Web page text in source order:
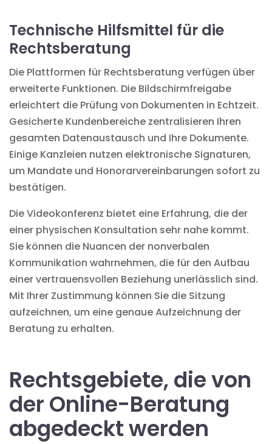
Technische Hilfsmittel für die
Rechtsberatung
Die Plattformen für Rechtsberatung verfügen über
erweiterte Funktionen. Die Bildschirmfreigabe
erleichtert die Prüfung von Dokumenten in Echtzeit.
Gesicherte Kundenbereiche zentralisieren Ihren
gesamten Datenaustausch und Ihre Dokumente.
Einige Kanzleien nutzen elektronische Signaturen,
um Mandate und Honorarvereinbarungen sofort zu
bestätigen.
Die Videokonferenz bietet eine Erfahrung, die der
einer physischen Konsultation sehr nahe kommt.
Sie können die Nuancen der nonverbalen
Kommunikation wahrnehmen, die für den Aufbau
einer vertrauensvollen Beziehung unerlässlich sind.
Mit Ihrer Zustimmung können Sie die Sitzung
aufzeichnen, um eine genaue Aufzeichnung der
Beratung zu erhalten.
Rechtsgebiete, die von
der Online-Beratung
abgedeckt werden